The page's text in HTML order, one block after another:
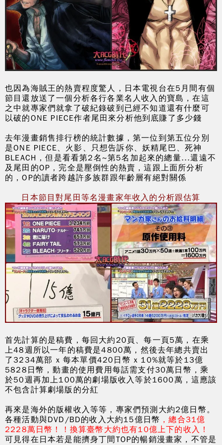
也因為海賊王的熱賣程度驚人，日本電視台在5月間有個
節目還放送了一個分析各行各業名人收入的寶島，在這
之中就專家們就拿了破紀錄破到已經不知道還有什麼可
以破的ONE PIECE作者尾田來分析他到底賺了多少錢
去年漫畫銷售排行榜的統計數據，第一位到第五位分別
是ONE PIECE、火影、只想告訴你、妖精尾巴、死神
BLEACH，但是看看第2名~第5名加起來的總量...還遠不
及尾田的OP，完全是壓倒性的熱賣，這跟上面所分析
的，OP的讀者跨越許多族群跟年齡層有絕對關係
日本節目對尾田等名漫畫家年收入的分析跟估算
首先計算的是稿費，每回大約20頁、每一頁5萬，在乘
上48週所以一年的稿費是4800萬，然後去年總共賣出
了3234萬部 x 每本單價420日幣 x 10%就等於13億
5828日幣，動畫的使用費用每話需支付30萬日幣，乘
於50週再加上100萬的劇場版收入等於1600萬，這應該
不包含計算劇場版的分紅
再來是海外的版權收入等等，專家們預測大約2億日幣。
各種活動與DVD/BD的收入大約15億日幣 ，總合31億
2228萬日幣！！換算臺幣大約也有10億上下的收入！
可見得在日本若是能擠身丁間TOP的暢銷漫畫家，不管是